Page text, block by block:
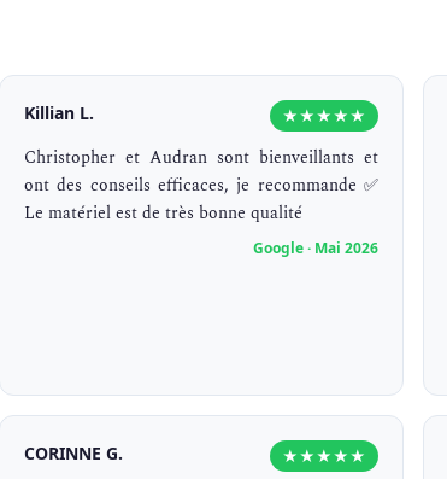
Killian L. ★★★★★
Christopher et Audran sont bienveillants et
ont des conseils efficaces, je recommande ✅
Le matériel est de très bonne qualité
Google · Mai 2026
CORINNE G. ★★★★★